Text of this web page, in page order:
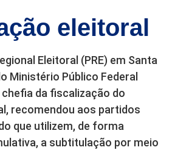
eleitoral
Eleitoral (PRE) em Santa
Ministério Público Federal
da fiscalização do
recomendou aos partidos
que utilizem, de forma
a subtitulação por meio